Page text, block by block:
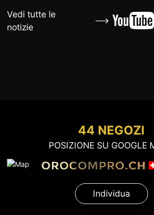
Vedi tutte le
notizie
44 NEGOZI
POSIZIONE SU GOOGLE
Individua